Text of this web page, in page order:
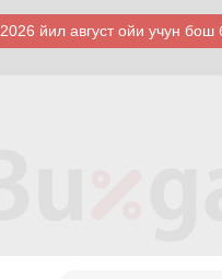
2026 йил август ойи учун бош